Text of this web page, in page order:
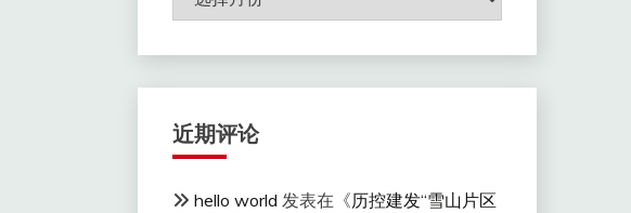
近期评论
hello world 发表在《历控建发“雪山片区